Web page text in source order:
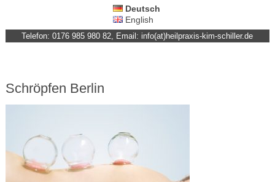
Deutsch
English
Telefon: 0176 985 980 82, Email: info(at)heilpraxis-kim-schiller.de
Schröpfen Berlin